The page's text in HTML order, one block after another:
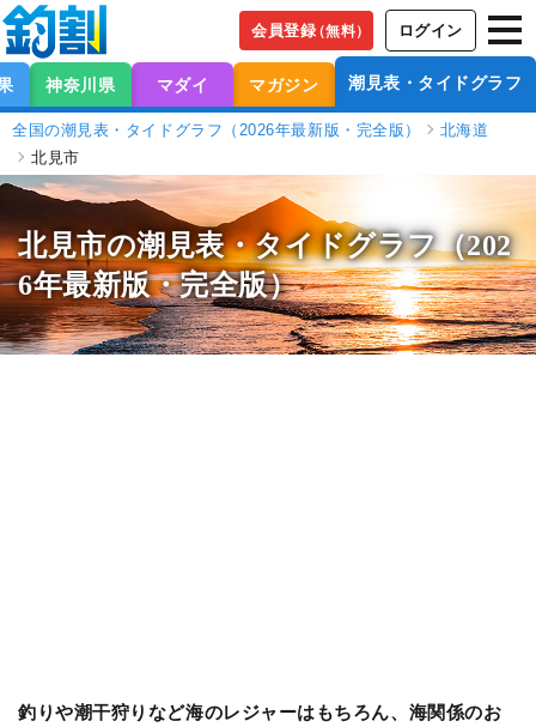
会員登録（無料） ログイン
神奈川県 マダイ マガジン 潮見表・タイドグラフ
全国の潮見表・タイドグラフ（2026年最新版・完全版）
北海道
北見市
北見市の潮見表・タイドグラフ（202
6年最新版・完全版）
釣りや潮干狩りなど海のレジャーはもちろん、海関係のお